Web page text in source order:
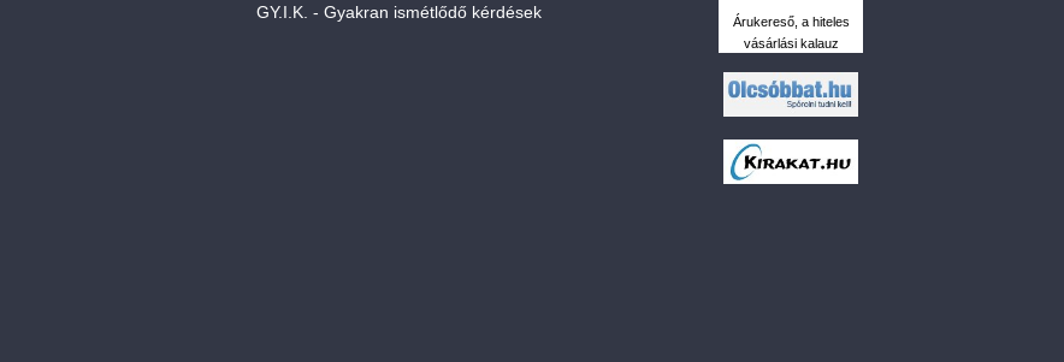
GY.I.K. - Gyakran ismétlődő kérdések
Árukereső, a hiteles
vásárlási kalauz